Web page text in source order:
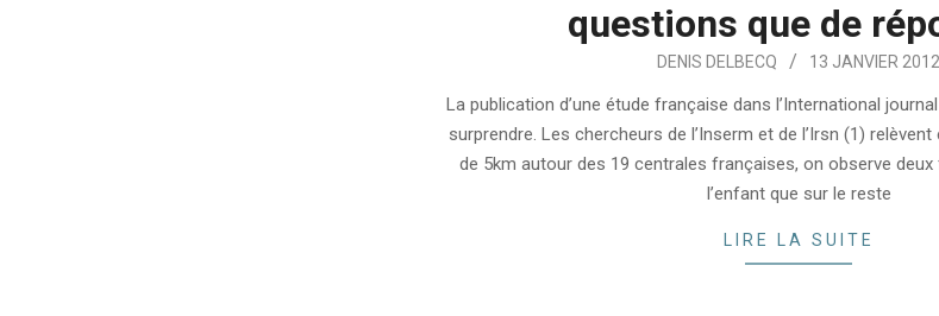
questions que de
DENIS DELBECQ 13 JANVIER 2012
La publication d’une étude française dans l’International
surprendre. Les chercheurs de l’Inserm et de l’Irsn (1)
de 5km autour des 19 centrales françaises, on observe
l’enfant que sur le reste
LIRE LA SUITE